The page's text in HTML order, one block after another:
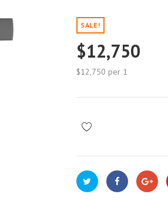
SALE!
$12,750
$12,750 per 1